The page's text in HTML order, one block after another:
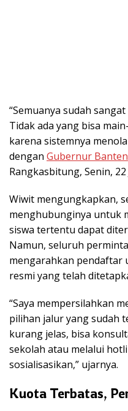
“Semuanya sudah
Tidak ada yang bisa
karena sistemnya
dengan Gubernur Banten
Rangkasbitung, Senin, 22
Wiwit mengungkapkan,
menghubunginya untuk
siswa tertentu dapat
Namun, seluruh
mengarahkan
resmi yang telah
“Saya mempersilahkan
pilihan jalur yang sudah
kurang jelas, bisa
sekolah atau melalui
sosialisasikan,” ujarnya.
Kuota Terbatas,